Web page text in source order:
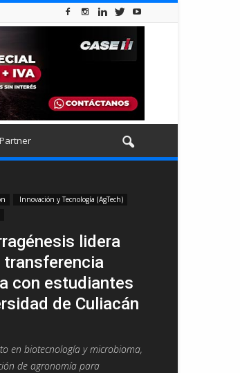
Innovación y Tecnología (AgTech)
lidera
transferencia
con estudiantes
de Culiacán
en biotecnología y microbioma,
de agronomía para